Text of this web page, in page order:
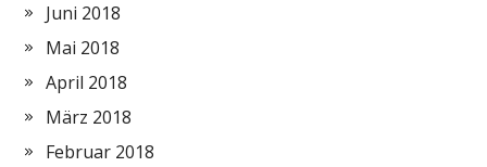
Juni 2018
Mai 2018
April 2018
März 2018
Februar 2018